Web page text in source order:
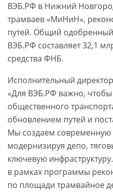
ВЭБ.РФ в Нижний
трамваев «МиНиН»,
путей. Общий
ВЭБ.РФ составляет 32,1
средства ФНБ.
Исполнительный
«Для ВЭБ.РФ важно,
общественного
обновлением путей и
Мы создаем современную
модернизируя депо,
ключевую
в рамках программы
по площади трамвайное